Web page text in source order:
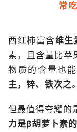
常
西红柿富含维生
素，且含量比
物质的含量也
主，锌、铁次之。
但最值得夸耀的
力是β胡萝卜素